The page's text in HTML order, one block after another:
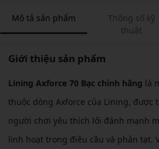
Mô tả sản phẩm
Thông số kỹ
thuật
Giới thiệu sản phẩm
Lining Axforce 70 Bạc chính hãng là
thuộc dòng Axforce của Lining, được
người chơi yêu thích lối đánh mạnh
linh hoạt trong điều cầu và phản tạt.